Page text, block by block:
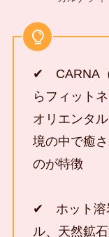
✔ CARNA（
らフィット
オリエンタ
境の中で癒
のが特徴
✔ ホット溶
ル、天然鉱